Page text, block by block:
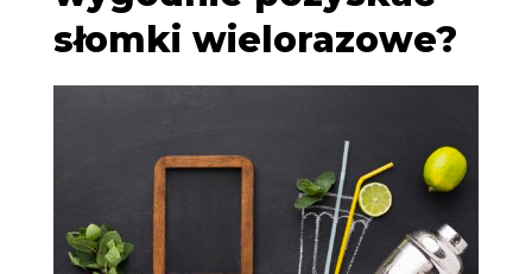
słomki wielorazowe?